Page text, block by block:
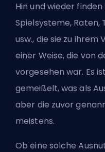
Hin und wieder
Spielsysteme,
usw., die sie zu ihrem
einer Weise, die von
vorgesehen war. Es
gemeißelt, was als
aber die zuvor
meistens.
Ob eine solche